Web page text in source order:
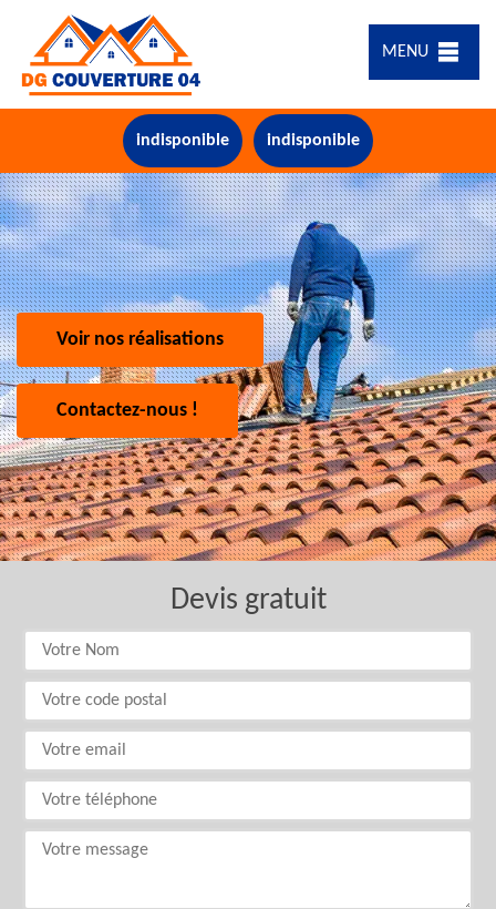
MENU
indisponible indisponible
Voir nos réalisations
Contactez-nous !
Devis gratuit